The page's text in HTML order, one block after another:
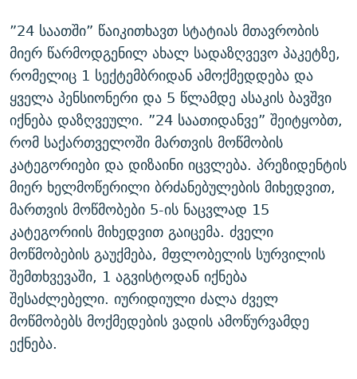
”24 საათში” წაიკითხავთ სტატიას მთავრობის
მიერ წარმოდგენილ ახალ სადაზღვევო პაკეტზე,
რომელიც 1 სექტემბრიდან ამოქმედდება და
ყველა პენსიონერი და 5 წლამდე ასაკის ბავშვი
იქნება დაზღვეული. ”24 საათიდანვე” შეიტყობთ,
რომ საქართველოში მართვის მოწმობის
კატეგორიები და დიზაინი იცვლება. პრეზიდენტის
მიერ ხელმოწერილი ბრძანებულების მიხედვით,
მართვის მოწმობები 5-ის ნაცვლად 15
კატეგორიის მიხედვით გაიცემა. ძველი
მოწმობების გაუქმება, მფლობელის სურვილის
შემთხვევაში, 1 აგვისტოდან იქნება
შესაძლებელი. იურიდიული ძალა ძველ
მოწმობებს მოქმედების ვადის ამოწურვამდე
ექნება.